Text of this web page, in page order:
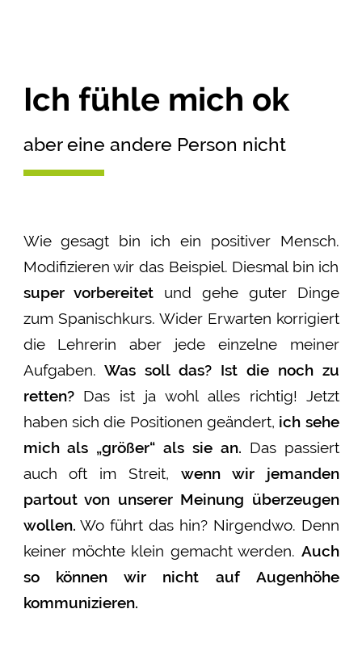
Ich fühle mich ok
aber eine andere Person nicht
Wie gesagt bin ich ein positiver Mensch.
Modifizieren wir das Beispiel. Diesmal bin ich
super vorbereitet und gehe guter Dinge
zum Spanischkurs. Wider Erwarten korrigiert
die Lehrerin aber jede einzelne meiner
Aufgaben.Was soll das? Ist die noch zu
retten?Das ist ja wohl alles richtig! Jetzt
haben sich die Positionen geändert, ich sehe
mich als „größer“ als sie an. Das passiert
auch oft im Streit, wenn wir jemanden
partout von unserer Meinung überzeugen
wollen. Woführt das hin? Nirgendwo. Denn
keiner möchte klein gemacht werden. Auch
so können wir nicht auf Augenhöhe
kommunizieren.